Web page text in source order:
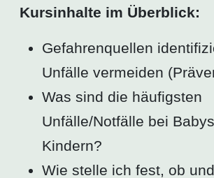
Kursinhalte im Überblick:
Gefahrenquellen
Unfälle vermeiden
Was sind die häufigsten
Unfälle/Notfälle bei
Kindern?
Wie stelle ich fest, ob